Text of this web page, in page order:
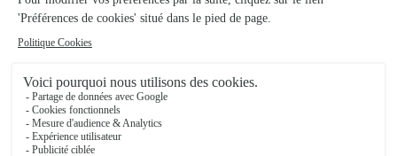
Graines de Pollen
Neuville Aux Bois